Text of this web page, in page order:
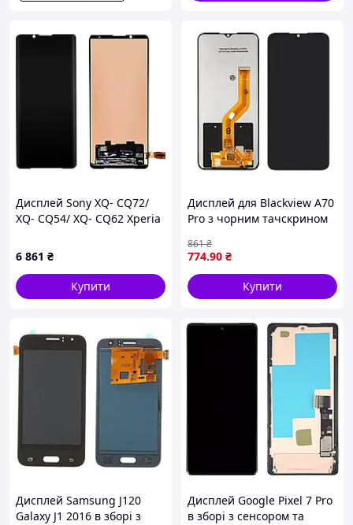
Дисплей Sony XQ- CQ72/
XQ- CQ54/ XQ- CQ62 Xperia
black OLED
6 861 ₴
Купити
Дисплей для Blackview A70
Pro з чорним тачскрином
774.90 ₴
861₴
Купити
Дисплей Samsung J120
Galaxy J1 2016 в зборі з
Дисплей Google Pixel 7 Pro
в зборі з сенсором та